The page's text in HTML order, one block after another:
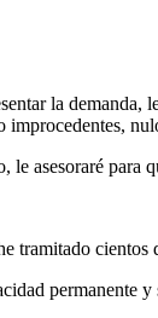
la
asesoraré
tramitado
permanente